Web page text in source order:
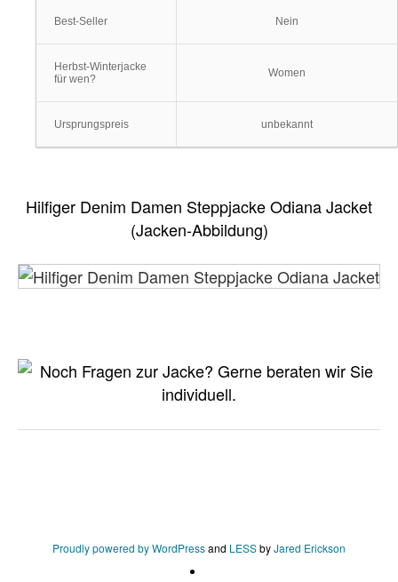
Best-Seller Nein
Herbst-Winterjacke
für wen?
Women
Ursprungspreis unbekannt
Hilfiger Denim Damen Steppjacke Odiana Jacket
(Jacken-Abbildung)
Proudly powered by WordPressand LESSbyJared Erickson